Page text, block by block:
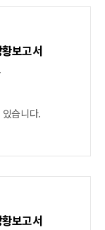
보고서
습니다.
보고서